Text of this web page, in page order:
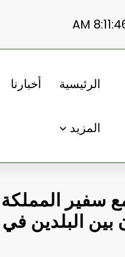
8:11:48
الرئيسية أخبارنا
المزيد
سفير المملكة
بين البلدين